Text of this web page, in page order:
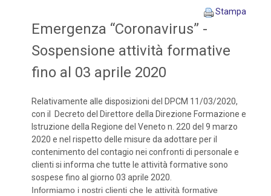
Stampa
Emergenza “Coronavirus” -
Sospensione attività formative
fino al 03 aprile 2020
Relativamente alle disposizioni del DPCM 11/03/2020,
con il Decreto del Direttore della Direzione Formazione e
Istruzione della Regione del Veneto n. 220 del 9 marzo
2020 e nel rispetto delle misure da adottare per il
contenimento del contagio nei confronti di personale e
clienti si informa che tutte le attività formative sono
sospese fino al giorno 03 aprile 2020.
Informiamo i nostri clienti che le attività formative